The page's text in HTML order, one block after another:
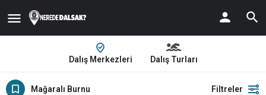
Dalış Merkezleri Dalış Turları
Mağaralı Burnu Filtreler